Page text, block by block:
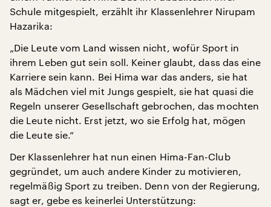
Schule mitgespielt, erzählt ihr Klassenlehrer Nirupam
Hazarika:
„Die Leute vom Land wissen nicht, wofür Sport in
ihrem Leben gut sein soll. Keiner glaubt, dass das eine
Karriere sein kann. Bei Hima war das anders, sie hat
als Mädchen viel mit Jungs gespielt, sie hat quasi die
Regeln unserer Gesellschaft gebrochen, das mochten
die Leute nicht. Erst jetzt, wo sie Erfolg hat, mögen
die Leute sie.“
Der Klassenlehrer hat nun einen Hima-Fan-Club
gegründet, um auch andere Kinder zu motivieren,
regelmäßig Sport zu treiben. Denn von der Regierung,
sagt er, gebe es keinerlei Unterstützung: